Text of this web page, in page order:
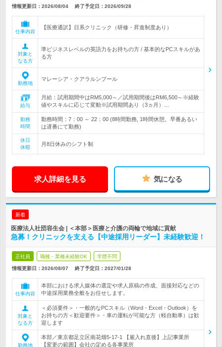
情報更新日：2026/08/04 終了予定日： 2026/09/28
仕事内容
【医療通訳】日系クリニック（研修・昇進制度あり）
対象と
なる方
準ビジネスレベルの英語力をお持ちの方 / 基本的なPCスキルがあ
る方
勤務地
マレーシア・クアラルンプール
給与
月給：試用期間中はRM5,000～／試用期間後はRM6,500～※経験
値やスキルに応じて変動※試用期間あり（3ヵ月）…
勤務
時間
勤務時間：7：00 ～ 22：00 (8時間勤務, 1時間休憩。早番あるい
は遅番にて勤務)
休日
休暇
月8日休みのシフト制
求人詳細を見る 気になる
新着
医療法人社団容生会 | ＜本部＞医療と介護の両輪で地域に貢献
急募！クリニックを支える【中途採用リーダー】未経験歓迎！
正社員 職種・業種未経験OK 学歴不問
情報更新日：2026/08/07 終了予定日： 2027/01/28
仕事内容
本部における求人媒体の選定や求人原稿の作成、面接対応などの
中途採用業務全般をお任せします。
対象と
なる方
＜必須要件＞・一般的なPCスキル（Word・Excel・Outlook）を
お持ちの方＜歓迎要件＞・車の運転が可能な方（軽自動車）は歓
迎します
勤務地
本部／東京都足立区南花畑5-17-1 【雇入れ直後】上記事業所
【変更の範囲】会社の定める各事業所